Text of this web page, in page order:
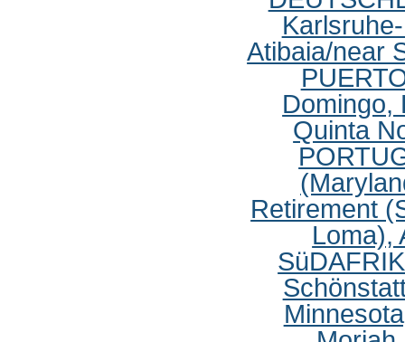
Atibaia/near
Domingo,
Quinta
Retirement
Loma),